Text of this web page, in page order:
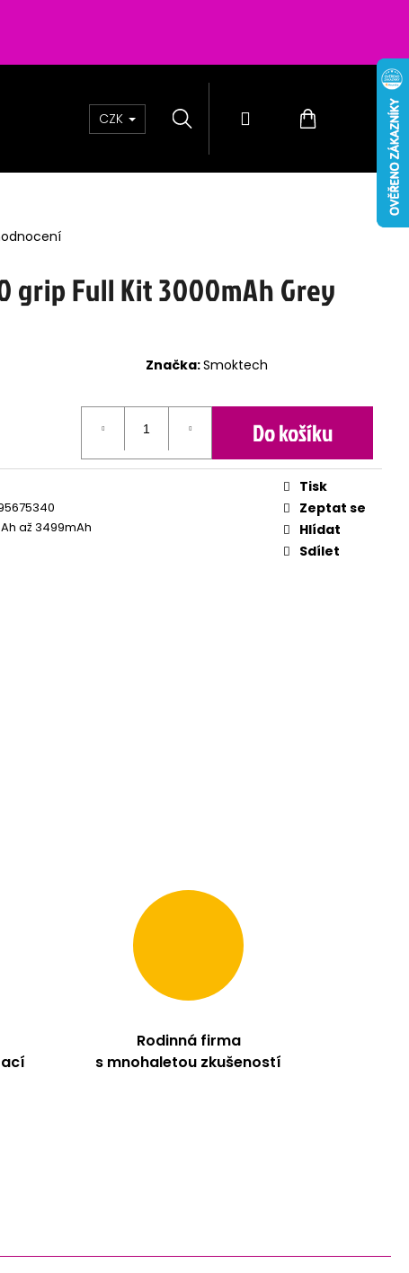
CZK Hledat PřihlášeníNákupní
grip Full Kit 3000mAh Grey
Značka:Smoktech
Do košíku
až 3499mAh
Tisk
Zeptat se
Hlídat
Sdílet
Rodinná firma
s mnohaletou zkušeností
SALTS BERRIES